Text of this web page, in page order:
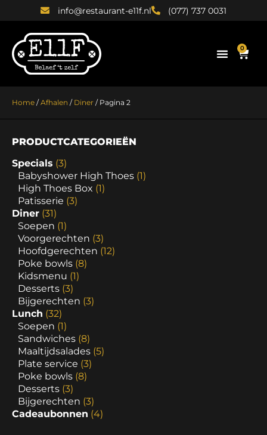
info@restaurant-e11f.nl (077) 737 0031
0
Home /Afhalen / Diner / Pagina 2
PRODUCTCATEGORIEËN
Specials (3)
Babyshower High Thoes (1)
High Thoes Box (1)
Patisserie (3)
Diner (31)
Soepen (1)
Voorgerechten (3)
Hoofdgerechten (12)
Poke bowls (8)
Kidsmenu (1)
Desserts (3)
Bijgerechten (3)
Lunch (32)
Soepen (1)
Sandwiches (8)
Maaltijdsalades (5)
Plate service (3)
Poke bowls (8)
Desserts (3)
Bijgerechten (3)
Cadeaubonnen (4)